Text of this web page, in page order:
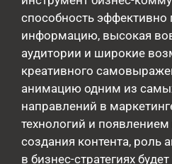
способность
информацию, высокая
аудитории и широкие
креативного
анимацию одним из
направлений в
технологий и
создания контента, роль
в бизнес-стратегиях